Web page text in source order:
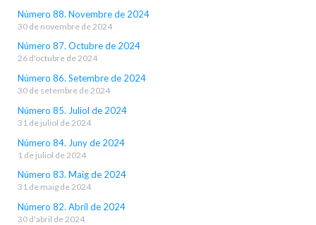
Número 88. Novembre de 2024
30 de novembre de 2024
Número 87. Octubre de 2024
26 d'octubre de 2024
Número 86. Setembre de 2024
30 de setembre de 2024
Número 85. Juliol de 2024
31 de juliol de 2024
Número 84. Juny de 2024
1 de juliol de 2024
Número 83. Maig de 2024
31 de maig de 2024
Número 82. Abril de 2024
30 d'abril de 2024